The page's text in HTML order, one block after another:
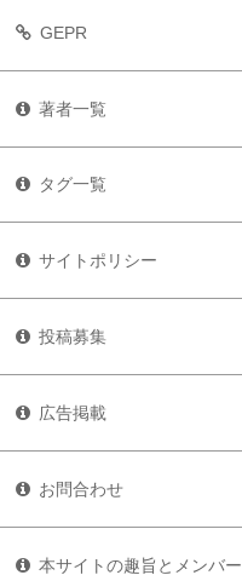
GEPR
著者一覧
タグ一覧
サイトポリシー
投稿募集
広告掲載
お問合わせ
本サイトの趣旨とメンバー